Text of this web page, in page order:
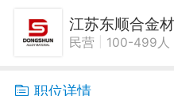
江苏东顺合金
民营 100-499人
职位详情